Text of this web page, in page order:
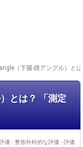
angle（下腿-踵アングル）と
とは？ 「測定
価 - 整形外科的な評価 - 評価